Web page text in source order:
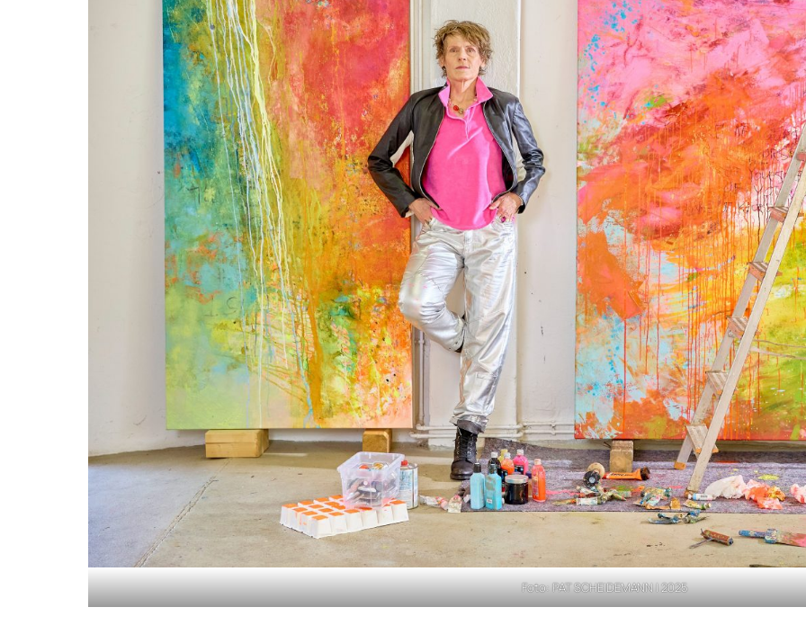
Foto: PAT SCHEIDEMANN | 2025